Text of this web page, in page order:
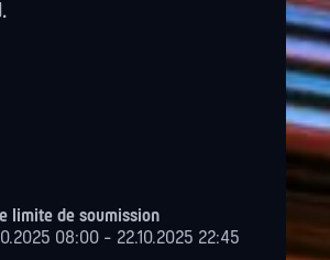
limite de soumission
08:00 - 22.10.2025 22:45